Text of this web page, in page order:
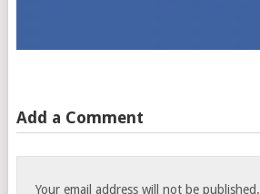
Add a Comment
Your email address will not be published.